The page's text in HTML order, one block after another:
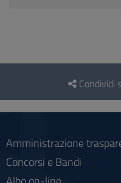
Questionario
social
Condividi
Amministrazione
Concorsi e Bandi